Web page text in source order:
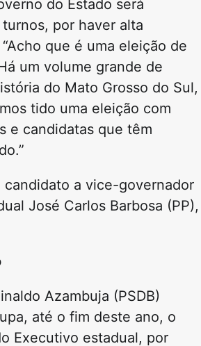
do Estado será
por haver alta
que é uma eleição de
um volume grande de
do Mato Grosso do Sul,
tido uma eleição com
e candidatas que têm
candidato a vice-governador
José Carlos Barbosa (PP),
Azambuja (PSDB)
até o fim deste ano, o
Executivo estadual, por